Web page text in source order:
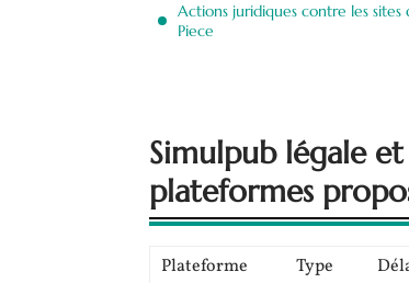
Actions juridiques contre les sites
Piece
Simulpub légale
plateformes
Plateforme Type